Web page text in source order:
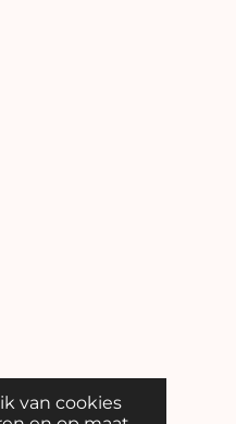
van cookies